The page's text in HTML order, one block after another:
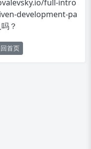
full-intro
development-pa
？
首页